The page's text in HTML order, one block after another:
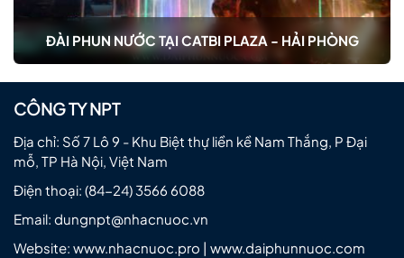
ĐÀI PHUN NƯỚC TẠI CATBI PLAZA - HẢI PHÒNG
CÔNG TY NPT
Địa chỉ: Số 7 Lô 9 - Khu Biệt thự liền kề Nam Thắng, P Đại
mỗ, TP Hà Nội, Việt Nam
Điện thoại: (84-24) 3566 6088
Email: dungnpt@nhacnuoc.vn
Website: www.nhacnuoc.pro | www.daiphunnuoc.com